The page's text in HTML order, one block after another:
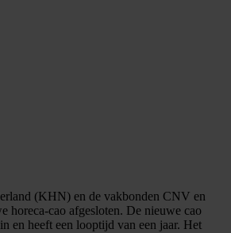
(KHN) en de vakbonden CNV en
horeca-cao afgesloten. De nieuwe cao
en heeft een looptijd van een jaar. Het